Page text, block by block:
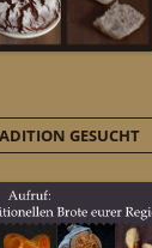
GESUCHT